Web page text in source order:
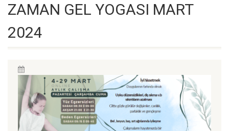
ZAMAN GEL YOGASI MART
2024